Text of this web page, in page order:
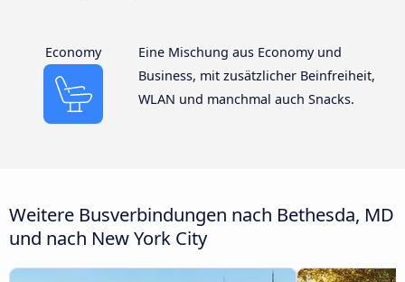
Economy
Eine Mischung aus Economy und
Business, mit zusätzlicher Beinfreiheit,
WLAN und manchmal auch Snacks.
Weitere Busverbindungen nach Bethesda, MD
und nach New York City